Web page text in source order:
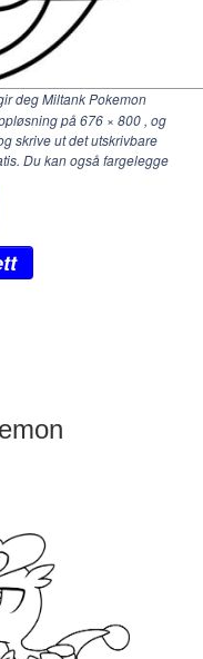
deg Miltank Pokemon
på676 × 800 , og
skrive ut det utskrivbare
Du kan også fargelegge